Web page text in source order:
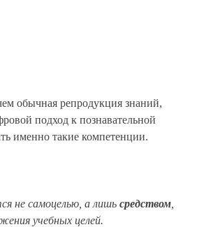
обычная репродукция знаний,
подход к познавательной
именно такие компетенции.
не самоцелью, а лишь средством
учебных целей.